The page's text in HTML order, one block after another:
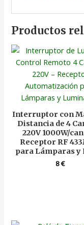
Productos
Interruptor con
Distancia de 4
220V 1000W/
Receptor RF
para Lámparas y
8€